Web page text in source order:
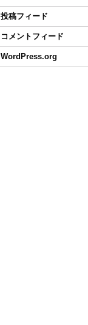
投稿フィード
コメントフィード
WordPress.org